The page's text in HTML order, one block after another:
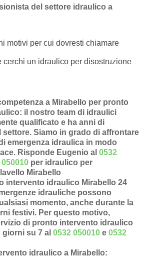
del settore idraulico a
motivi per cui dovresti chiamare
cerchi un idraulico per disostruzione
a Mirabello per pronto
: il nostro team di idraulici
qualificato e ha anni di
settore. Siamo in grado di affrontare
emergenza idraulica in modo
Risponde Eugenio al0532
050010 per idraulico per
Mirabello
intervento idraulico Mirabello 24
idrauliche possono
momento, anche durante la
festivi. Per questo motivo,
di pronto intervento idraulico
giorni su 7 al0532 050010 e0532
idraulico a Mirabello: